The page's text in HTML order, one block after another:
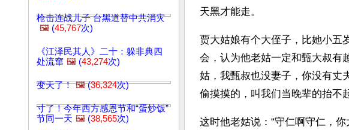
枪击连战儿子 台黑道替中共消灾
🖼️ (45,767次)
《江泽民其人》二十：躲非典四
处流窜 🖼️ (43,274次)
变天了！ 🖼️(36,324次)
寸了！今年西方感恩节和“蛋炒饭”
节同一天 🖼️ (38,565次)
天黑才能走。
贾大姑娘有个大侄子，比她小五
会，认为他老姑一定和甄大叔有
姑，我甄叔也没妻子，你没有丈
偷摸摸的，叫我们当晚辈的抬不
这时他老姑说：“守仁啊守仁，